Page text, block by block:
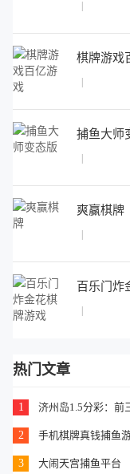
棋牌游戏
捕鱼大师
爽赢棋牌
百乐门炸
热门文章
1 济州岛1.5分彩：前
2 手机棋牌真钱捕鱼
3 大闹天宫捕鱼平台